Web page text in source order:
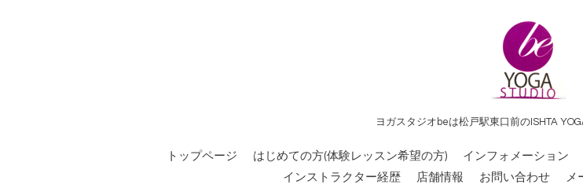
ヨガスタジオbeは松戸駅東口前のISHTA
トップページ はじめての方(体験レッスン希望の方) インフォメーション
インストラクター経歴
店舗情報 お問い合わせ メ